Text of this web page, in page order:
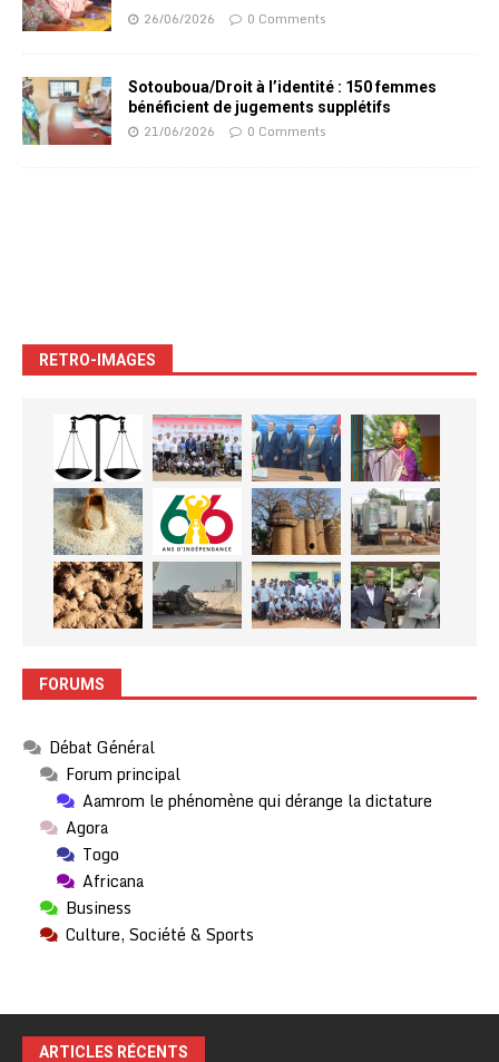
26/06/2026 0 Comments
Sotouboua/Droit à l’identité : 150 femmes
bénéficient de jugements supplétifs
21/06/2026 0 Comments
RETRO-IMAGES
FORUMS
Débat Général
Forum principal
Aamrom le phénomène qui dérange la dictature
Agora
Togo
Africana
Business
Culture, Société & Sports
ARTICLES RÉCENTS